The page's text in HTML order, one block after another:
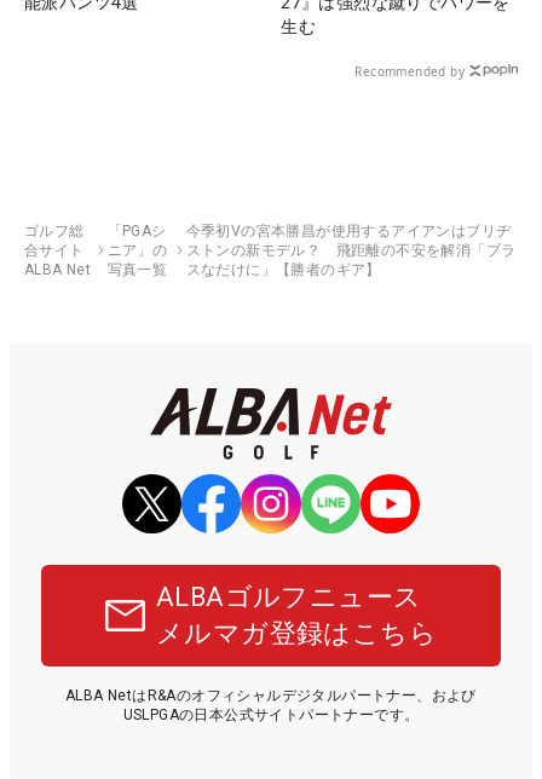
生む
Recommended by
ゴルフ総
合サイト
ALBA Net
「PGAシ
ニア」の
写真一覧
今季初Vの宮本勝昌が使用するアイアンはブリヂ
ストンの新モデル？ 飛距離の不安を解消「プラ
スなだけに」【勝者のギア】
ALBAゴルフニュース
メルマガ登録はこちら
ALBA NetはR&Aのオフィシャルデジタルパートナー、および
USLPGAの日本公式サイトパートナーです。